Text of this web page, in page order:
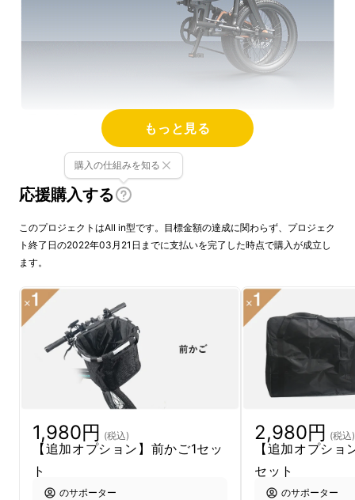
※日本初登場＝Carbon Ageの販売が日本で初
めてという意味です。
レームに採用。
約15.5kgと軽量で丈夫！ 輪行して自由な自転
車旅を楽しもう！
もっと見る
応援購入する
購入の仕組みを知る
このプロジェクトはAll in型です。目標金額の達成に関わらず、プロジェク
ト終了日の2022年03月21日までに支払いを完了した時点で購入が成立し
ます。
1,980円 (税込)
【追加オプション】前かご1セッ
ト
のサポーター
2,980円 (税込)
【追加オプショ
セット
のサポーター